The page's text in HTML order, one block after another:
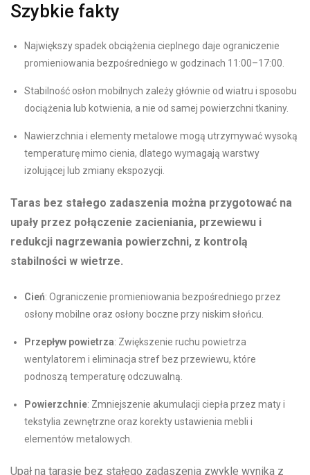
Szybkie fakty
Największy spadek obciążenia cieplnego daje ograniczenie
promieniowania bezpośredniego w godzinach 11:00–17:00.
Stabilność osłon mobilnych zależy głównie od wiatru i sposobu
dociążenia lub kotwienia, a nie od samej powierzchni tkaniny.
Nawierzchnia i elementy metalowe mogą utrzymywać wysoką
temperaturę mimo cienia, dlatego wymagają warstwy
izolującej lub zmiany ekspozycji.
Taras bez stałego zadaszenia można przygotować na
upały przez połączenie zacieniania, przewiewu i
redukcji nagrzewania powierzchni, z kontrolą
stabilności w wietrze.
Cień: Ograniczenie promieniowania bezpośredniego przez
osłony mobilne oraz osłony boczne przy niskim słońcu.
Przepływ powietrza: Zwiększenie ruchu powietrza
wentylatorem i eliminacja stref bez przewiewu, które
podnoszą temperaturę odczuwalną.
Powierzchnie: Zmniejszenie akumulacji ciepła przez maty i
tekstylia zewnętrzne oraz korekty ustawienia mebli i
elementów metalowych.
Upał na tarasie bez stałego zadaszenia zwykle wynika z